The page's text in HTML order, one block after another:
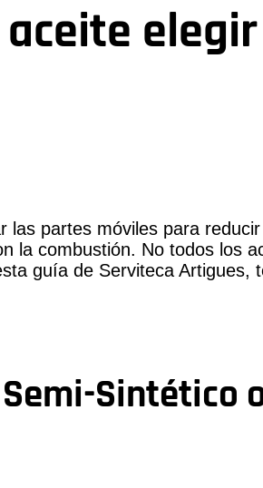
aceite
partes móviles para
la combustión. No todos los
guía de Serviteca Artigues,
Sintético